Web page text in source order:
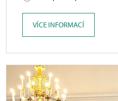
VÍCE INFORMACÍ